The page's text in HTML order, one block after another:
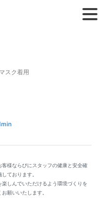
マスク着用
様ならびにスタッフの健康と安全確
ております。
しんでいただけるよう環境づくりを
願いいたします。